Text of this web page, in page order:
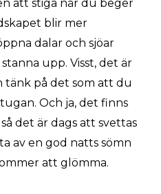
att stiga när du beger
blir mer
dalar och sjöar
upp. Visst, det är
tänk på det som att du
Och ja, det finns
det är dags att svettas
av en god natts sömn
att glömma.